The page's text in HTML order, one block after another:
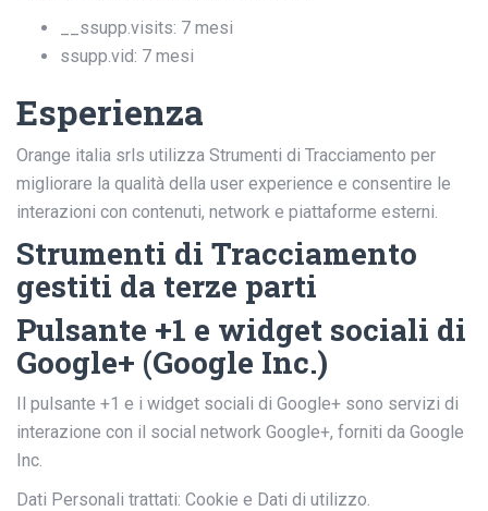
__ssupp.visits: 7 mesi
ssupp.vid: 7 mesi
Esperienza
Orange italia srls utilizza Strumenti di Tracciamento per
migliorare la qualità della user experience e consentire le
interazioni con contenuti, network e piattaforme esterni.
Strumenti di Tracciamento
gestiti da terze parti
Pulsante +1 e widget sociali di
Google+ (Google Inc.)
Il pulsante +1 e i widget sociali di Google+ sono servizi di
interazione con il social network Google+, forniti da Google
Inc.
Dati Personali trattati: Cookie e Dati di utilizzo.